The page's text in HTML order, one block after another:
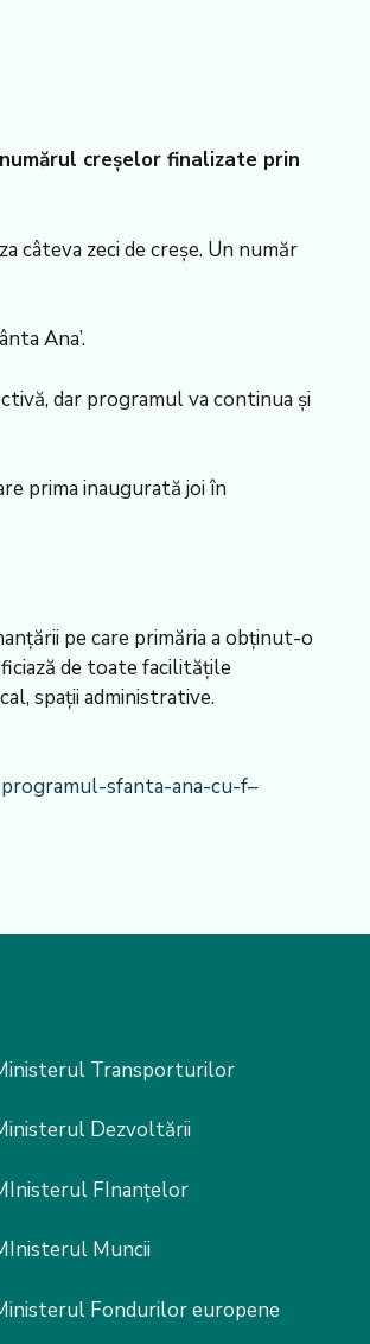
creșelor finalizate prin
câteva zeci de creșe. Un număr
Ana’.
dar programul va continua și
prima inaugurată joi în
pe care primăria a obținut-o
de toate facilitățile
spații administrative.
sfanta-ana-cu-f–
Transporturilor
Dezvoltării
FInanțelor
Muncii
Fondurilor europene